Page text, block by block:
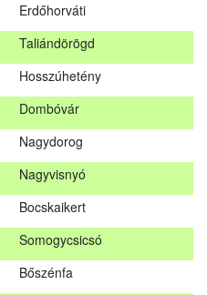
Erdőhorváti
Taliándörögd
Hosszúhetény
Dombóvár
Nagydorog
Nagyvisnyó
Bocskaikert
Somogycsicsó
Bőszénfa
Budapest 16. ker.
Daraboshegy
Erdőhorváti
Taliándörögd
Dombóvár